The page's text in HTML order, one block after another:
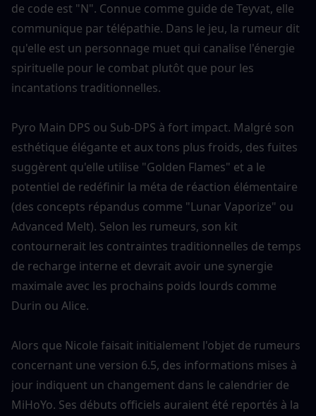
de code est "N". Connue comme guide de Teyvat, elle
communique par télépathie. Dans le jeu, la rumeur dit
qu'elle est un personnage muet qui canalise l'énergie
spirituelle pour le combat plutôt que pour les
incantations traditionnelles.
Pyro Main DPS ou Sub-DPS à fort impact. Malgré son
esthétique élégante et aux tons plus froids, des fuites
suggèrent qu'elle utilise "Golden Flames" et a le
potentiel de redéfinir la méta de réaction élémentaire
(des concepts répandus comme "Lunar Vaporize" ou
Advanced Melt). Selon les rumeurs, son kit
contournerait les contraintes traditionnelles de temps
de recharge interne et devrait avoir une synergie
maximale avec les prochains poids lourds comme
Durin ou Alice.
Alors que Nicole faisait initialement l'objet de rumeurs
concernant une version 6.5, des informations mises à
jour indiquent un changement dans le calendrier de
MiHoYo. Ses débuts officiels auraient été reportés à la